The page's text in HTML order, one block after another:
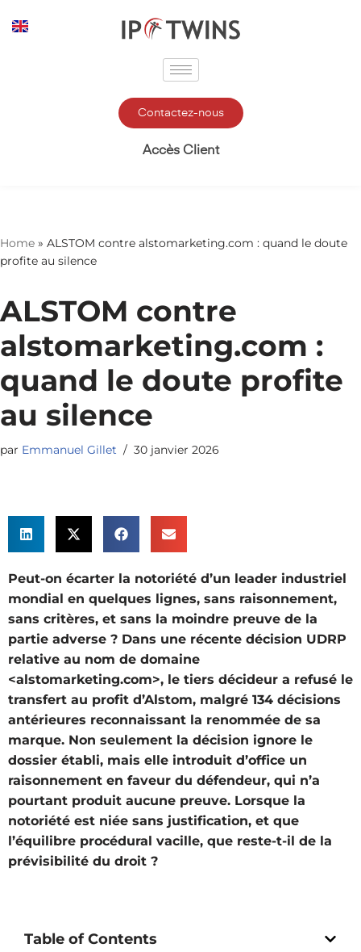
Contactez-nous
Accès Client
Home » ALSTOM contre alstomarketing.com : quand le doute
profite au silence
ALSTOM contre
alstomarketing.com :
quand le doute profite
au silence
par Emmanuel Gillet 30 janvier 2026
Peut-on écarter la notoriété d’un leader industriel
mondial en quelques lignes, sans raisonnement,
sans critères, et sans la moindre preuve de la
partie adverse ? Dans une récente décision UDRP
relative au nom de domaine
<alstomarketing.com>, le tiers décideur a refusé le
transfert au profit d’Alstom, malgré 134 décisions
antérieures reconnaissant la renommée de sa
marque. Non seulement la décision ignore le
dossier établi, mais elle introduit d’office un
raisonnement en faveur du défendeur, qui n’a
pourtant produit aucune preuve. Lorsque la
notoriété est niée sans justification, et que
l’équilibre procédural vacille, que reste-t-il de la
prévisibilité du droit ?
Table of Contents